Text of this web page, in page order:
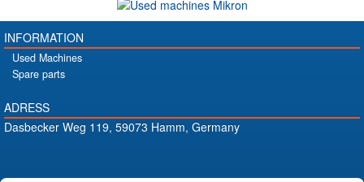
INFORMATION
Used Machines
Spare parts
ADRESS
Dasbecker Weg 119, 59073 Hamm, Germany